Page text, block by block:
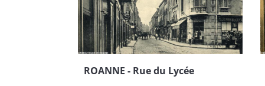
ROANNE - Rue du Lycée